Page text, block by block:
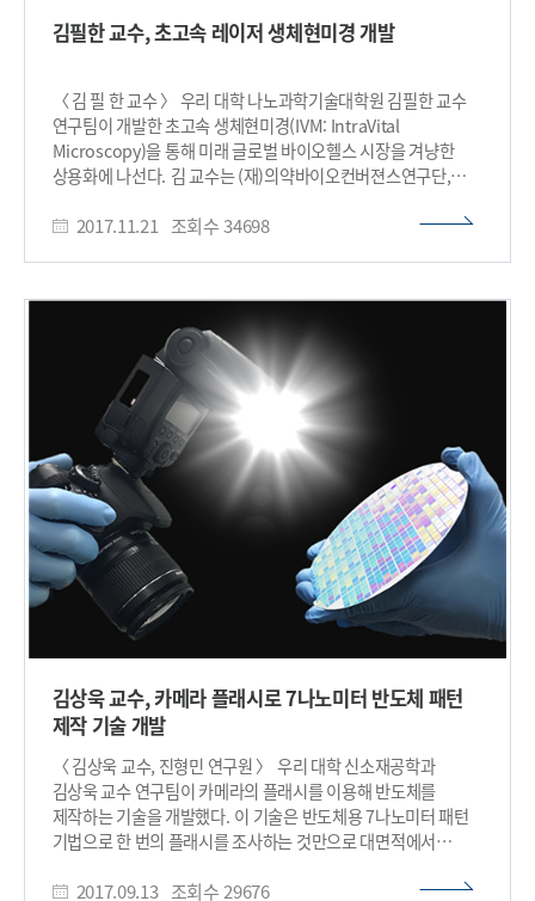
성과는 일반에 잘 알려진 에이즈를 치료하는 데 기여할 수 있을
전염병으로 HIV 바이러스는 역전사 반응의 특성을 갖는 일명
레트로 바이러스이다. 레트로 바이러스는 RNA가 DNA로 변하는
특성을 갖는다. 그리고 이 과정에서 RNA 분해효소가 개입해야만
이 특성을 유지할 수 있다. RNA 분해효소의 활성을 막을 수
있다면 HIV 바이러스의 발현을 막을 수 있는 것이다. 박 교수는
“이번 연구에서 개발된 기술은 RNA 분해효소의 활성 외에도
다양한 효소 활성 검출 기술 개발에 응용 가능하다”며 “이를 통해
효소 관련 질병 치료 연구에 다양하게 활용될 수 있을 것으로
중견연구자지원사업(도약연구)의 지원을 받아 수행됐다. □ 그림
설명 그림1. 나노스케일 42호 표지 ​
김필한 교수, 초고속 레이저 생체현미경 개발
〈 김 필 한 교수 〉 우리 대학 나노과학기술대학원 김필한 교수
연구팀이 개발한 초고속 생체현미경(IVM: IntraVital
Microscopy)을 통해 미래 글로벌 바이오헬스 시장을 겨냥한
상용화에 나선다. 김 교수는 (재)의약바이오컨버젼스연구단,
초고속 레이저스캐닝 3차원 생체현미경 기술을 토대로
상호작용을 통해 나타나는 생명 현상을 탐구하고 여러 질환의
복잡한 발생 과정을 밝힘으로써 기초 의생명 연구의 차세대 첨단
영상장비가 될 것으로 기대된다. 연구팀의 기술은 살아있는 생체
내부조직을 구성하는 세포의 움직임을 직접 관찰할 수 있다.
MRI나 CT 등 기존 생체영상 기술로는 불가능한 신체 다양한 장기
내부의 수많은 세포 하나하나를 구별하고 각 세포들의 움직임을
3차원으로 즉시 확인 가능하다. 이를 통해 다양한 질병이
몸속에서 발생하는 과정에 대해 자세한 세포단위 영상 정보를
제공할 수 있다. 특히 초고속 생체현미경 기술은 여러 색의 레이저
빔을 이용해 기존의 조직분석 기술로는 불가능했던 살아있는
생체 내부의 다양한 세포 및 주변 미세 환경과 단백질 등의 분자를
동시에 영상화할 수 있다. 이를 활용하면 생체 외부에서 수집한
데이터로 수립한 가정을 실제 살아있는 생체 내 환경에서 세포
단위로 검증하고 분석할 수 있다. 생체현미경은 바이오제약
복합적으로 작용하는 면역치료제, 세포치료제, 유전자치료제,
항체치료제 등 새로운 개념의 바이오의약품 개발에 집중하고
있기 때문이다. 연구팀의 생체현미경은 동물실험에서 목표로
하는 세포, 단백질과 주입된 물질의 움직임을 동시에 3차원
동영상으로 관찰할 수 있다. 현재 (재)
의약바이오컨버젼스연구단과 함께 차세대 신약개발을 위한
핵심기술로 발전시키기 위해 노력 중이다. 김 교수가 창업한
회사는 시장성과 성장가능성을 높게 평가받아 벤처기업으로서는
2017.11.21 조회수34698
김상욱 교수, 카메라 플래시로 7나노미터 반도체 패턴
제작 기술 개발
〈 김상욱 교수, 진형민 연구원 〉 우리 대학 신소재공학과
김상욱 교수 연구팀이 카메라의 플래시를 이용해 반도체를
제작하는 기술을 개발했다. 이 기술은 반도체용 7나노미터 패턴
기법으로 한 번의 플래시를 조사하는 것만으로 대면적에서
제작 등에 활용 가능할 것으로 기대된다. 진형민 연구원, 박대용
2017.09.13 조회수 29676